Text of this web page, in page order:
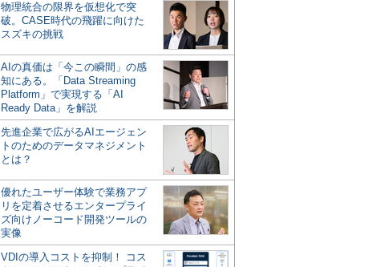
物理統合の限界を仮想化で突
破。CASE時代の飛躍に向けた
スズキの挑戦
AIの真価は「今この瞬間」の感
知にある。「Data Streaming
Platform」で実現する「AI
Ready Data」を解説
先進企業で広がるAIエージェン
トのためのデータマネジメント
とは？
優れたユーザー体験で業務アプ
リを定着させるエンタープライ
ズ向けノーコード開発ツールの
実像
VDIの導入コストを抑制！ コス